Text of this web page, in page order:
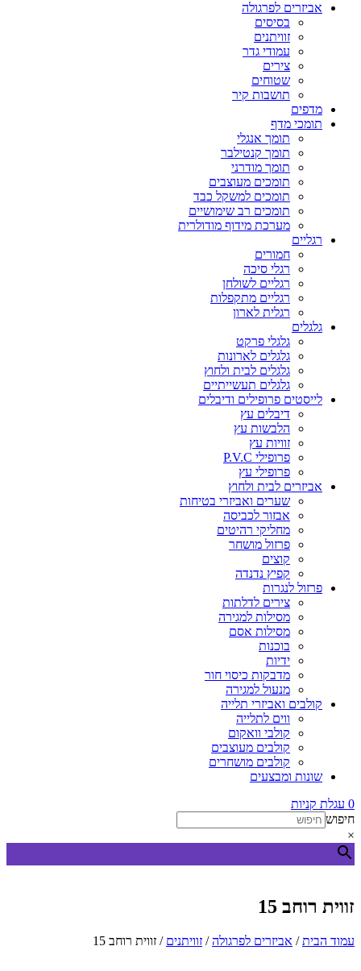
אביזרים לפרגולה
בסיסים
זוויתנים
עמודי גדר
צירים
שטוחים
תושבות קיר
מדפים
תומכי מדף
תומך אנגלי
תומך קנטילבר
תומך מודרני
תומכים מעוצבים
תומכים למשקל כבד
תומכים רב שימושיים
מערכת מידוף מודולרית
רגליים
חמורים
רגלי סיכה
רגליים לשולחן
רגליים מתקפלות
רגלית לארון
גלגלים
גלגלי פרקט
גלגלים לארונות
גלגלים לבית ולחוץ
גלגלים תעשייתיים
לייסטים פרופילים ודיבלים
דיבלים עץ
הלבשות עץ
זוויות עץ
פרופילי P.V.C
פרופילי עץ
אביזרים לבית ולחוץ
שערים ואביזרי בטיחות
אבזור לכביסה
מחליקי רהיטים
פרזול מושחר
קוצים
קפיץ נדנדה
פרזול לנגרות
צירים לדלתות
מסילות למגירה
מסילות אסם
בוכנות
ידיות
מדבקות כיסוי חור
מנעול למגירה
קולבים ואביזרי תלייה
ווים לתלייה
קולבי וואקום
קולבים מעוצבים
קולבים מושחרים
שונות ומבצעים
0 עגלת קניות
חיפוש
×
זווית רוחב 15
עמוד הבית/ אביזרים לפרגולה/ זוויתנים / זווית רוחב 15